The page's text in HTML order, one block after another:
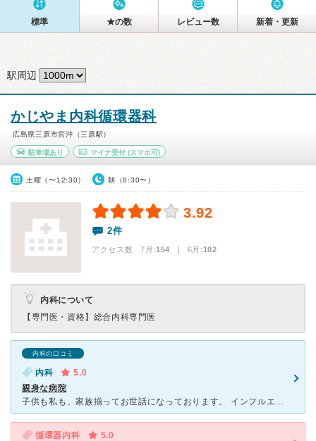
標準 ★の数 レビュー数 新着・更新
駅周辺
かじやま内科循環器科
広島県三原市宮沖（三原駅）
駐車場あり マイナ受付(スマホ可)
土曜（〜12:30） 朝（8:30〜）
3.92
2件
アクセス数 7月:154 | 6月:102
内科について
【専門医・資格】 総合内科専門医
内科の口コミ
内科
5.0
親身な病院
子供も私も、家族揃ってお世話になっております。 インフルエンザの予防接種も絶対に【かじやま内科循環器科】でお願いしてます。 先生も看護婦さんもとても優しく、とにかく診察が丁寧で、毎回診察結果など絵
循環器内科
5.0